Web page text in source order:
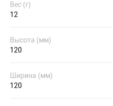
Вес (г)
12
Высота (мм)
120
Ширина (мм)
120